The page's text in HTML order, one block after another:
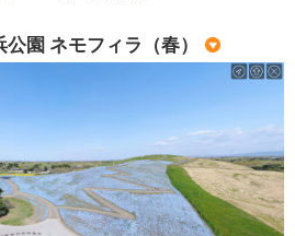
園 ネモフィラ（春）